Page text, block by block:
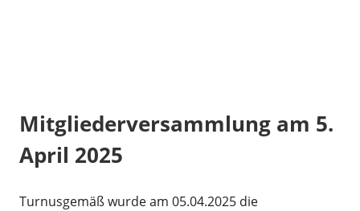
Mitgliederversammlung am 5.
April 2025
Turnusgemäß wurde am 05.04.2025 die